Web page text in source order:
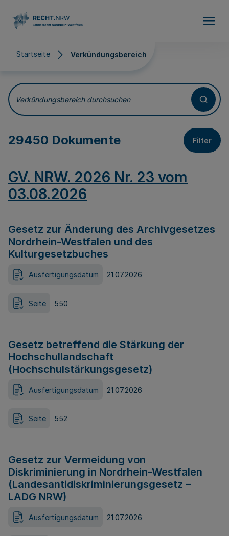
Startseite Verkündungsbereich
Verkündungsbereich
Verkündungsbereich durchsuchen
29450 Dokumente Filter
GV. NRW. 2026 Nr. 23 vom
03.08.2026
Gesetz zur Änderung des Archivgesetzes
Nordrhein-Westfalen und des
Kulturgesetzbuches
Ausfertigungsdatum 21.07.2026
Seite 550
Gesetz betreffend die Stärkung der
Hochschullandschaft
(Hochschulstärkungsgesetz)
Ausfertigungsdatum 21.07.2026
Seite 552
Gesetz zur Vermeidung von
Diskriminierung in Nordrhein-Westfalen
(Landesantidiskriminierungsgesetz –
LADG NRW)
Ausfertigungsdatum 21.07.2026